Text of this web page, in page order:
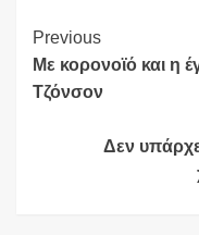
Continue
Reading
Previous
Με κορονοϊό και η
Τζόνσον
Δεν